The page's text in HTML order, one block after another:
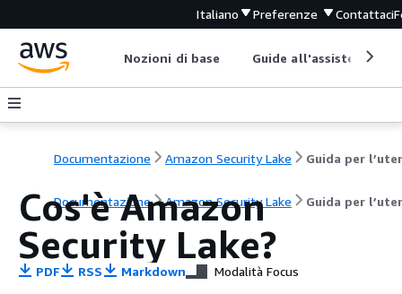
Italiano Preferenze Contattaci
Nozioni di base Guide all'assistenza
Documentazione Amazon Security Lake Guida per
Documentazione Amazon Security Lake Guida per
Cos'è Amazon
Security Lake?
PDF RSS Markdown Modalità Focus